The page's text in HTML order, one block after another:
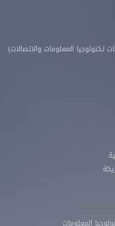
تكنولوجيا المعلومات والاتصالات)
المعلومات